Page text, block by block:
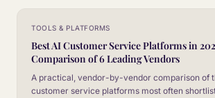
TOOLS & PLATFORMS
Best AI Customer Service Platforms in
Comparison of 6 Leading Vendors
A practical, vendor-by-vendor comparison of
customer service platforms most often